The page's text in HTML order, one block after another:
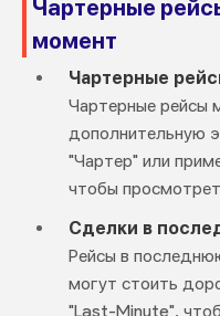
Чартерные
момент
Чартерные
Чартерные рейсы
дополнительную
"Чартер" или
чтобы
Сделки в
Рейсы в
могут стоить
"Last-Minute",